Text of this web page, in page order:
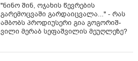
"ნინო შინ, ოჯახის წევრების
გარემოცვაში გარდაიცვალა..." - რას
ამბობს პრო­დი­უ­სერ­ი გია გო­გო­რიშ­
ვილი მერაბ სეფაშვილის მეუღლეზე?